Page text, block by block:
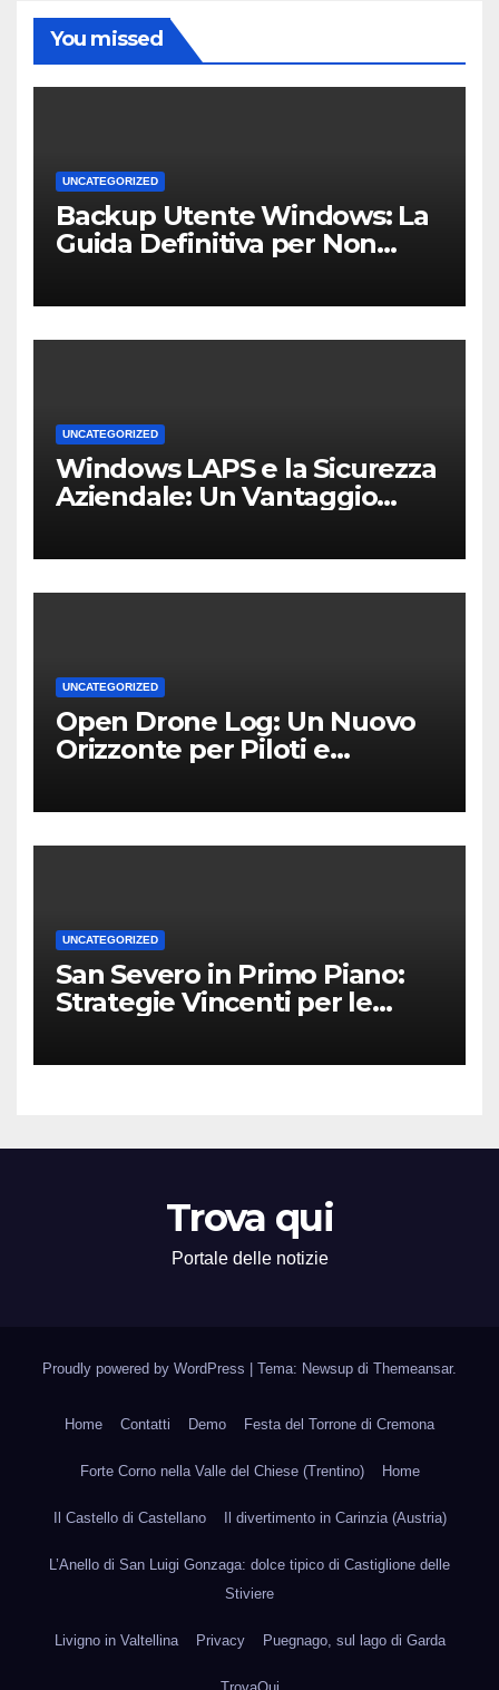
You missed
UNCATEGORIZED
Backup Utente Windows: La
Guida Definitiva per Non
Casa o dell’Ufficio
UNCATEGORIZED
Windows LAPS e la Sicurezza
Aziendale: Un Vantaggio
UNCATEGORIZED
Open Drone Log: Un Nuovo
Orizzonte per Piloti e
UNCATEGORIZED
San Severo in Primo Piano:
Strategie Vincenti per le
Territorio
Trova qui
Portale delle notizie
Proudly powered by WordPress Tema: Newsup di Themeansar.
Home Contatti Demo Festa del Torrone di Cremona
Forte Corno nella Valle del Chiese (Trentino) Home
Il Castello di Castellano Il divertimento in Carinzia (Austria)
L’Anello di San Luigi Gonzaga: dolce tipico di Castiglione delle
Stiviere
Livigno in Valtellina Privacy Puegnago, sul lago di Garda